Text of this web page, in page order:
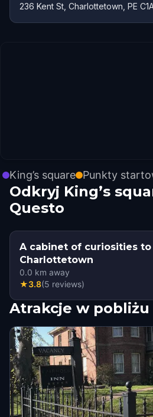
236 Kent St, Charlottetown, PE
King’s square Punkty
Odkryj King’s
Questo
A cabinet of curiosities to
Charlottetown
0.0 km away
★3.8(5 reviews)
Atrakcje w pobliżu